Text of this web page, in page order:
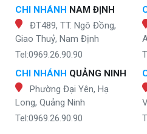
CHI NHÁNH NAM ĐỊNH
ĐT489, TT. Ngô Đồng,
Giao Thuỷ, Nam Định
Tel:0969.26.90.90
CHI NHÁNH QUẢNG NINH
Phường Đại Yên, Hạ
Long, Quảng Ninh
Tel:0969.26.90.90